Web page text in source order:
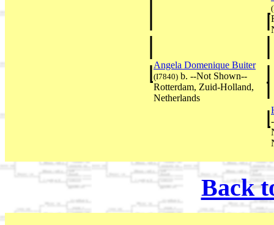
Angela Domenique Buiter
(I7840) b. --Not Shown--
Rotterdam, Zuid-Holland,
Netherlands
Back